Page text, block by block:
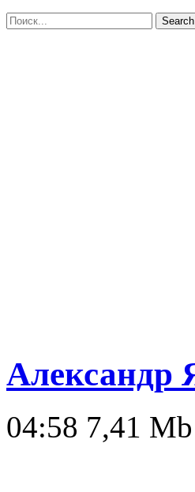
Александр
04:58 7,41 Mb